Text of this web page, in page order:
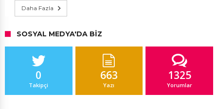
Daha Fazla
SOSYAL MEDYA'DA BIZ
0
Takipçi
663
Yazı
1325
Yorumlar